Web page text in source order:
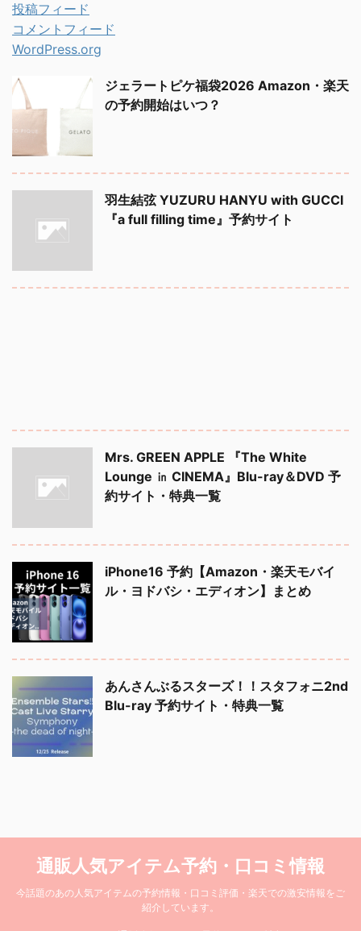
投稿フィード
コメントフィード
WordPress.org
ジェラートピケ福袋2026 Amazon・楽天
の予約開始はいつ？
羽生結弦 YUZURU HANYU with GUCCI
『a full filling time』予約サイト
Mrs. GREEN APPLE 『The White
Lounge ㏌ CINEMA』Blu-ray＆DVD 予
約サイト・特典一覧
iPhone16 予約【Amazon・楽天モバイ
ル・ヨドバシ・エディオン】まとめ
あんさんぶるスターズ！！スタフォニ2nd
Blu-ray 予約サイト・特典一覧
通販人気アイテム予約・口コミ情報
今話題のあの人気アイテムの予約情報・口コミ評価・楽天での激安情報をご
紹介しています。